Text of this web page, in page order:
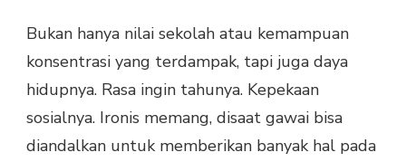
Bukan hanya nilai sekolah atau kemampuan
konsentrasi yang terdampak, tapi juga daya
hidupnya. Rasa ingin tahunya. Kepekaan
sosialnya. Ironis memang, disaat gawai bisa
diandalkan untuk memberikan banyak hal pada